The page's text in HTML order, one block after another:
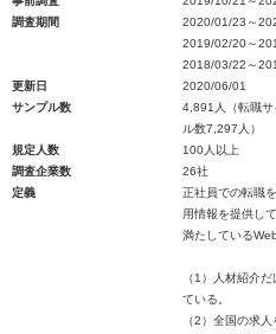
調査期間
2020/01/23～
2019/02/20～
2018/03/22～
更新日
2020/06/01
サンプル数
4,891人（転職
ル数7,297人）
規定人数
100人以上
調査企業数
26社
定義
正社員での転職
用情報を提供し
満たしている
（1）人材紹介
ている。
（2）全国の求人